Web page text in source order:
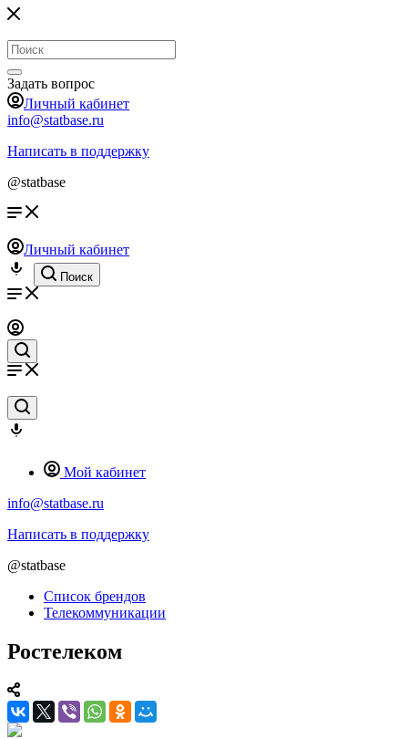
Задать вопрос
Личный кабинет
info@statbase.ru
Написать в поддержку
@statbase
Личный кабинет
Поиск
Мой кабинет
info@statbase.ru
Написать в поддержку
@statbase
Список брендов
Телекоммуникации
Ростелеком